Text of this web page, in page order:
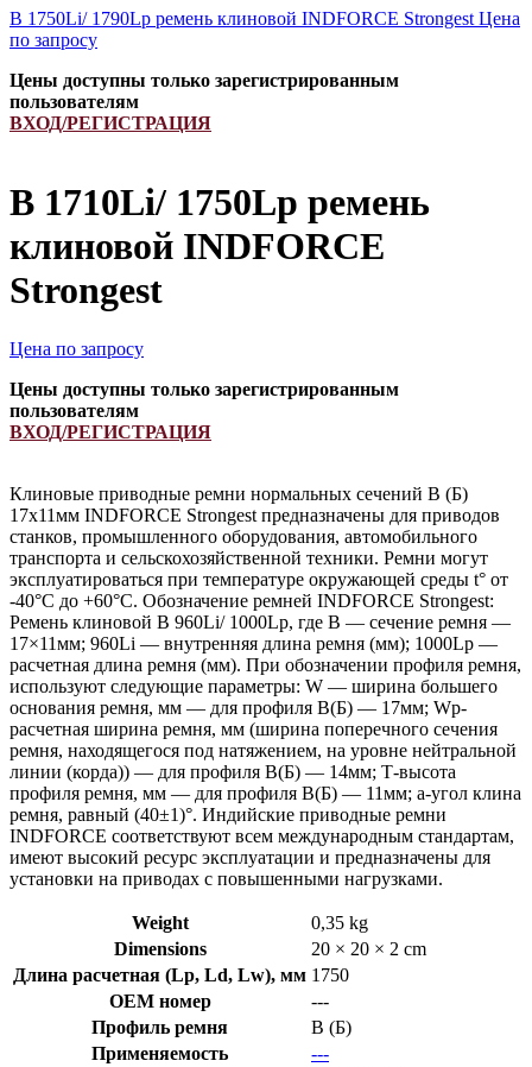
B 1750Li/ 1790Lp ремень клиновой INDFORCE Strongest Цена
по запросу
Цены доступны только зарегистрированным
пользователям
ВХОД/РЕГИСТРАЦИЯ
B 1710Li/ 1750Lp ремень
клиновой INDFORCE
Strongest
Цена по запросу
Цены доступны только зарегистрированным
пользователям
ВХОД/РЕГИСТРАЦИЯ
Клиновые приводные ремни нормальных сечений B (Б)
17х11мм INDFORCE Strongest предназначены для приводов
станков, промышленного оборудования, автомобильного
транспорта и сельскохозяйственной техники. Ремни могут
эксплуатироваться при температуре окружающей среды t° от
-40°С до +60°С. Обозначение ремней INDFORCE Strongest:
Ремень клиновой B 960Li/ 1000Lp, где B — сечение ремня —
17×11мм; 960Li — внутренняя длина ремня (мм); 1000Lp —
расчетная длина ремня (мм). При обозначении профиля ремня,
используют следующие параметры: W — ширина большего
основания ремня, мм — для профиля B(Б) — 17мм; Wp-
расчетная ширина ремня, мм (ширина поперечного сечения
ремня, находящегося под натяжением, на уровне нейтральной
линии (корда)) — для профиля B(Б) — 14мм; Т-высота
профиля ремня, мм — для профиля B(Б) — 11мм; a-угол клина
ремня, равный (40±1)°. Индийские приводные ремни
INDFORCE соответствуют всем международным стандартам,
имеют высокий ресурс эксплуатации и предназначены для
установки на приводах с повышенными нагрузками.
Weight
0,35 kg
Dimensions
20 × 20 × 2 cm
Длина расчетная (Lp, Ld, Lw), мм 1750
OEM номер
---
Профиль ремня
B (Б)
Применяемость
---